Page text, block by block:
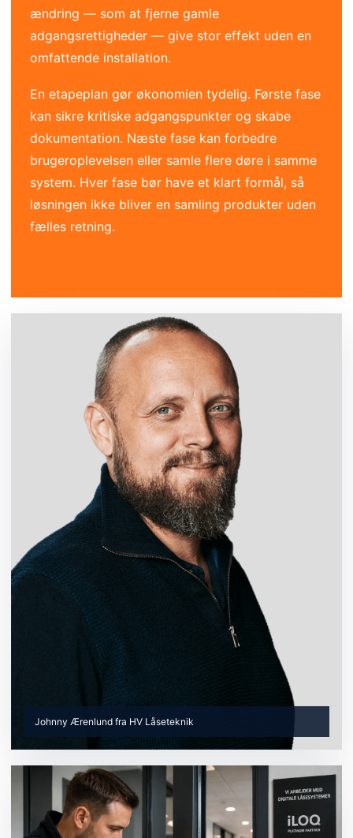
ændring — som at fjerne gamle
adgangsrettigheder — give stor effekt uden en
omfattende installation.
En etapeplan gør økonomien tydelig. Første fase
kan sikre kritiske adgangspunkter og skabe
dokumentation. Næste fase kan forbedre
brugeroplevelsen eller samle flere døre i samme
system. Hver fase bør have et klart formål, så
løsningen ikke bliver en samling produkter uden
fælles retning.
Johnny Ærenlund fra HV Låseteknik